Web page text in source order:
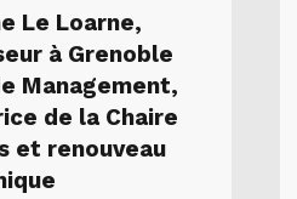
Le Loarne,
à Grenoble
Management,
de la Chaire
et renouveau